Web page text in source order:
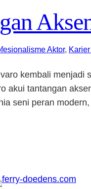
Aktor,
kembali
akui tantangan
seni peran